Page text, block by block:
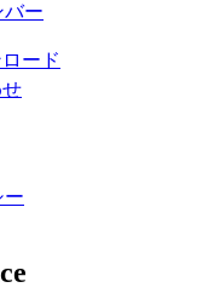
バー
ード
ー